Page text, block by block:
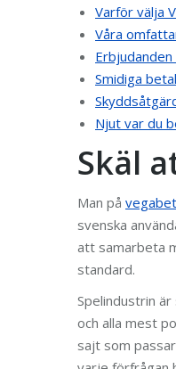
Varför välja
Våra
Smidiga
Njut var du
Skäl
Man på
svenska
att samarbeta
standard.
Spelindustrin
och alla mest
sajt som